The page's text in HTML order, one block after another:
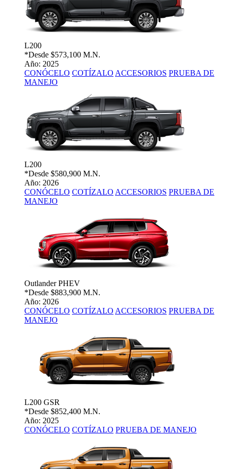
L200
*Desde $573,100 M.N.
Año: 2025
CONÓCELO COTÍZALO ACCESORIOS PRUEBA DE
MANEJO
L200
*Desde $580,900 M.N.
Año: 2026
CONÓCELO COTÍZALO ACCESORIOS PRUEBA DE
MANEJO
Outlander PHEV
*Desde $883,900 M.N.
Año: 2026
CONÓCELO COTÍZALO ACCESORIOS PRUEBA DE
MANEJO
L200 GSR
*Desde $852,400 M.N.
Año: 2025
CONÓCELO COTÍZALO PRUEBA DE MANEJO